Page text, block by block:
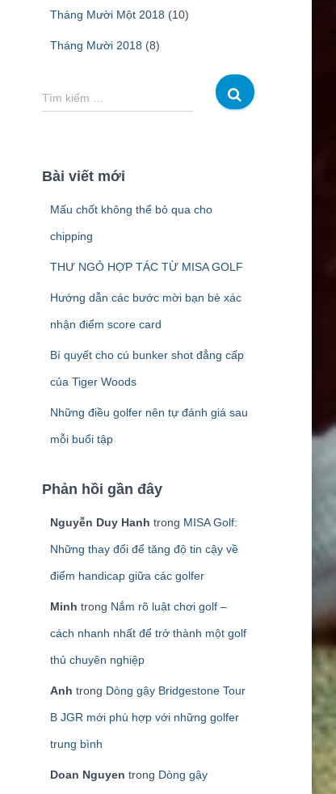
Tháng Mười Một 2018 (10)
Tháng Mười 2018 (8)
T
ì
ế
Tìm kiếm …
Bài viết mới
Mấu chốt không thể bỏ qua cho
chipping
THƯ NGỎ HỢP TÁC TỪ MISA GOLF
Hướng dẫn các bước mời bạn bè xác
nhận điểm score card
Bí quyết cho cú bunker shot đẳng cấp
của Tiger Woods
Những điều golfer nên tự đánh giá sau
mỗi buổi tập
Phản hồi gần đây
Nguyễn Duy Hanh trong MISA Golf:
Những thay đổi để tăng độ tin cậy về
điểm handicap giữa các golfer
Minh trong Nắm rõ luật chơi golf –
cách nhanh nhất để trở thành một golf
thủ chuyên nghiệp
Anh trong Dòng gậy Bridgestone Tour
B JGR mới phù hợp với những golfer
trung bình
Doan Nguyen trong Dòng gậy